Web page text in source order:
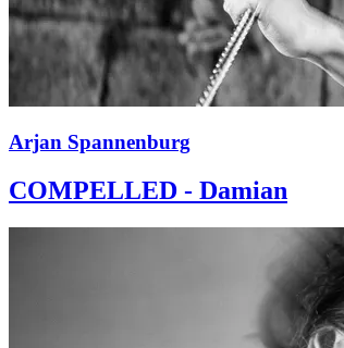
Arjan Spannenburg
COMPELLED - Damian